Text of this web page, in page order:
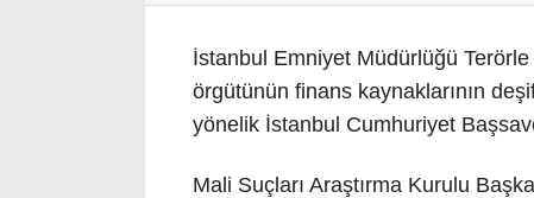
İstanbul Emniyet Müdürlüğü
örgütünün finans kaynaklarının
yönelik İstanbul Cumhuriyet
Mali Suçları Araştırma Kurulu